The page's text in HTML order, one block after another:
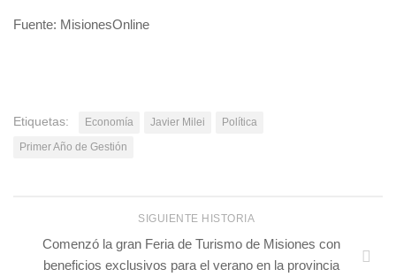
Fuente: MisionesOnline
Etiquetas: Economía Javier Milei
Política
Primer Año de Gestión
SIGUIENTE HISTORIA
Comenzó la gran Feria de Turismo de Misiones con
beneficios exclusivos para el verano en la provincia